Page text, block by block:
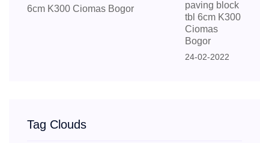
paving block
tbl 6cm K300
Ciomas
Bogor
24-02-2022
Tag Clouds